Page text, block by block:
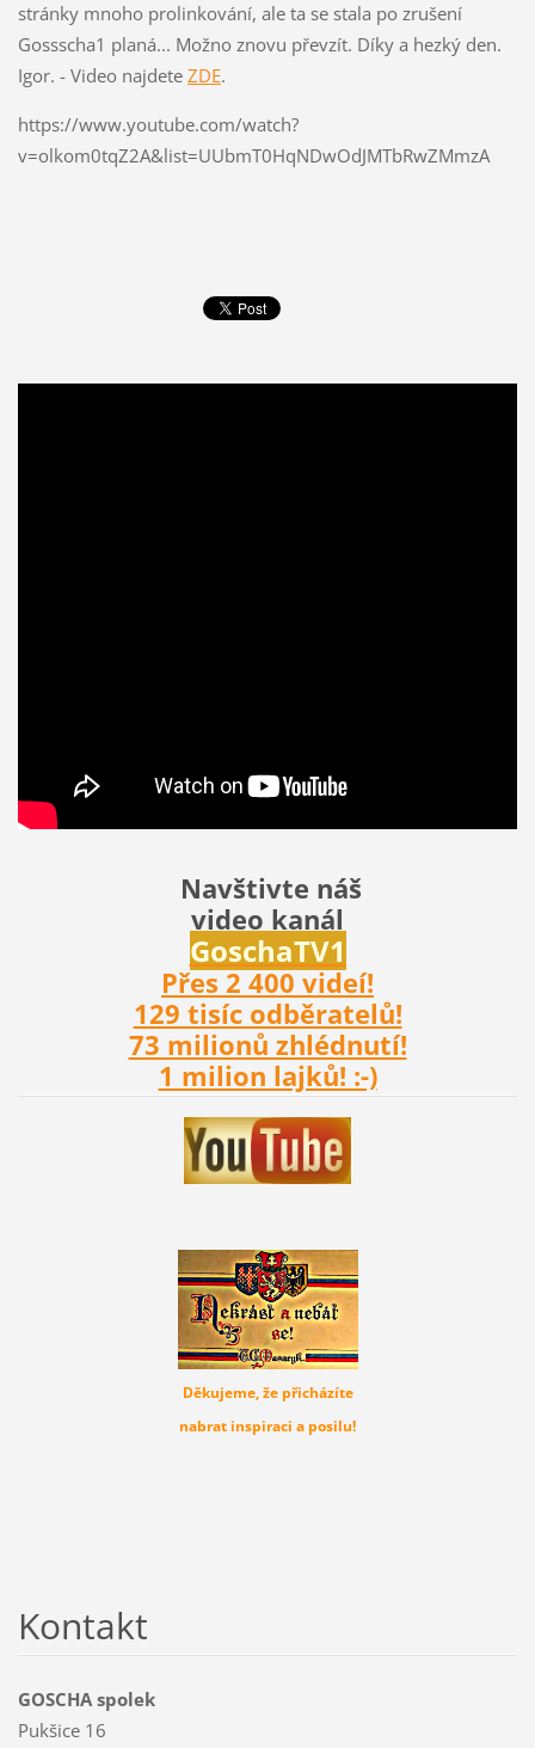
stránky mnoho prolinkování, ale ta se stala po zrušení
Gossscha1 planá... Možno znovu převzít. Díky a hezký den.
Igor. - Video najdete ZDE.
https://www.youtube.com/watch?
v=olkom0tqZ2A&list=UUbmT0HqNDwOdJMTbRwZMmzA
Navštivte náš
video kanál
GoschaTV1
Přes 2 400 videí!
129 tisíc odběratelů!
73 milionů zhlédnutí!
1 milion lajků! :-)
Děkujeme, že přicházíte
nabrat inspiraci a posilu!
Kontakt
GOSCHA spolek
Pukšice 16